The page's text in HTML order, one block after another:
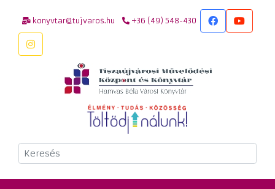
konyvtar@tujvaros.hu +36 (49) 548-430
Keresés